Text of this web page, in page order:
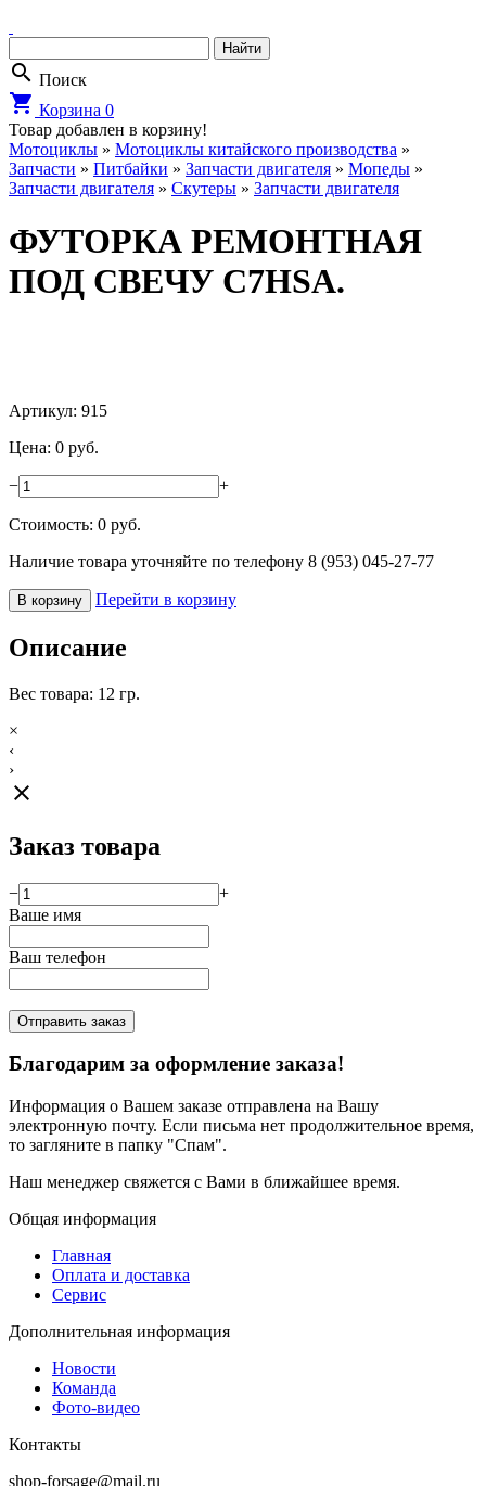
search Поиск
shopping_cart Корзина 0
Товар добавлен в корзину!
Мотоциклы » Мотоциклы китайского производства »
Запчасти » Питбайки » Запчасти двигателя » Мопеды »
Запчасти двигателя » Cкутеры » Запчасти двигателя
ФУТОРКА РЕМОНТНАЯ
ПОД СВЕЧУ C7HSA.
Артикул: 915
Цена: 0 руб.
− +
Стоимость: 0 руб.
Наличие товара уточняйте по телефону 8 (953) 045-27-77
В корзину Перейти в корзину
Описание
Вес товара: 12 гр.
×
‹
›
close
Заказ товара
−
+
Ваше имя
Ваш телефон
Отправить заказ
Благодарим за оформление заказа!
Информация о Вашем заказе отправлена на Вашу
электронную почту. Если письма нет продолжительное время,
то загляните в папку "Спам".
Наш менеджер свяжется с Вами в ближайшее время.
Общая информация
Главная
Оплата и доставка
Сервис
Дополнительная информация
Новости
Команда
Фото-видео
Контакты
shop-forsage@mail.ru